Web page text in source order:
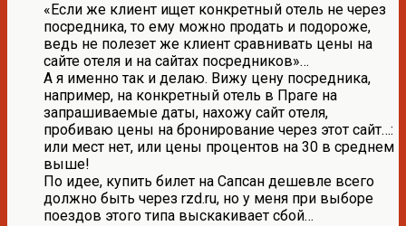
«Если же клиент ищет конкретный отель не через
посредника, то ему можно продать и подороже,
ведь не полезет же клиент сравнивать цены на
сайте отеля и на сайтах посредников»…
А я именно так и делаю. Вижу цену посредника,
например, на конкретный отель в Праге на
запрашиваемые даты, нахожу сайт отеля,
пробиваю цены на бронирование через этот сайт…:
или мест нет, или цены процентов на 30 в среднем
выше!
По идее, купить билет на Сапсан дешевле всего
должно быть через rzd.ru, но у меня при выборе
поездов этого типа выскакивает сбой…